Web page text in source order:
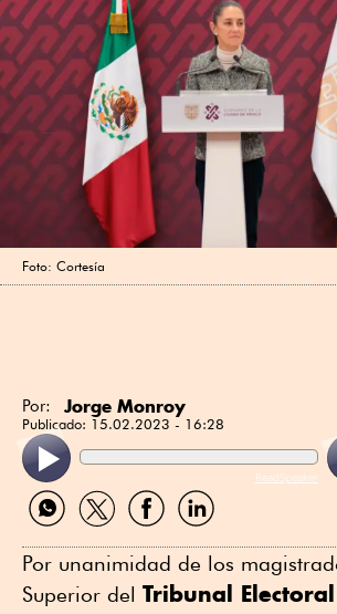
Foto: Cortesía
Por: Jorge Monroy
Publicado: 15.02.2023 - 16:28
ReadSpeaker
Compartir
por
Compartir
por
Compartir
por
Compartir
por
Por unanimidad de los
Superior del Tribunal